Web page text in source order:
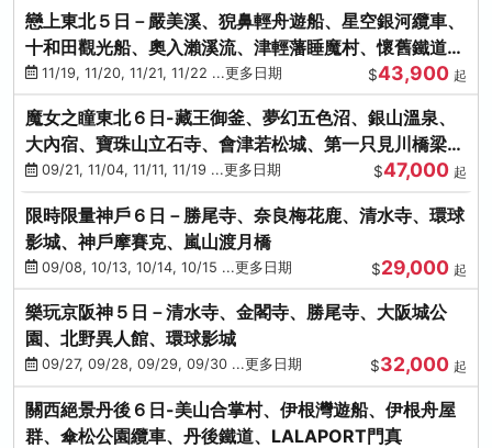
戀上東北５日－嚴美溪、猊鼻輕舟遊船、星空銀河纜車、
十和田觀光船、奧入瀨溪流、津輕藩睡魔村、懷舊鐵道
（青森／仙台）
11/19, 11/20, 11/21, 11/22 ...更多日期 $43,900 起
魔女之瞳東北６日-藏王御釜、夢幻五色沼、銀山溫泉、
大內宿、寶珠山立石寺、會津若松城、第一只見川橋梁、
燒肉吃到飽
09/21, 11/04, 11/11, 11/19 ...更多日期 $47,000 起
限時限量神戶６日－勝尾寺、奈良梅花鹿、清水寺、環球
影城、神戶摩賽克、嵐山渡月橋
09/08, 10/13, 10/14, 10/15 ...更多日期 $29,000 起
樂玩京阪神５日－清水寺、金閣寺、勝尾寺、大阪城公
園、北野異人館、環球影城
09/27, 09/28, 09/29, 09/30 ...更多日期 $32,000 起
關西絕景丹後６日-美山合掌村、伊根灣遊船、伊根舟屋
群、傘松公園纜車、丹後鐵道、LALAPORT門真